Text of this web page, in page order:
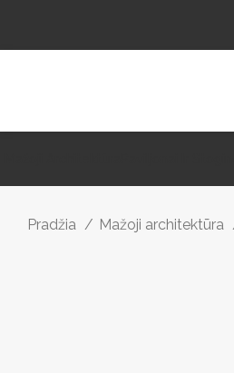
Pradžia Mažoji architektūra